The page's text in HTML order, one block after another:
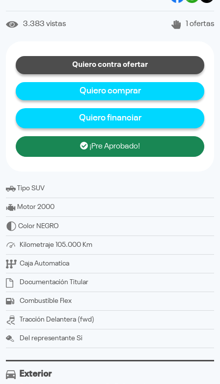
3.383 vistas 1 ofertas
Quiero contra ofertar
Quiero comprar
Quiero financiar
¡Pre Aprobado!
Tipo SUV
Motor 2000
Color NEGRO
Kilometraje 105.000 Km
Caja Automatica
Documentación titular
Combustible Flex
Tracción delantera (fwd)
Del representante Si
Exterior